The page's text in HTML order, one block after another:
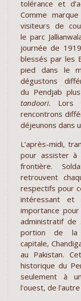
tolérance et
Comme
visiteurs de
le parc
journée de
blessés par les
pied dans le
dégustons
du Pendjab
tandoori. Lors
rencontrons
déjeunons dans
L’après-midi,
pour assister à
frontière.
retrouvent
respectifs pour
intéressant et
importance
administratif
portion de la
capitale,
au Pakistan.
historique du
seulement à
l'ouest, de